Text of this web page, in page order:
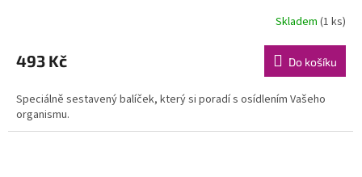
Skladem (1 ks)
493 Kč Do košíku
Speciálně sestavený balíček, který si poradí s osídlením Vašeho
organismu.